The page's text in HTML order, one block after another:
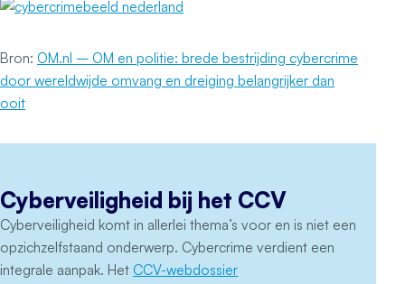
Bron: OM.nl – OM en politie: brede bestrijding cybercrime
door wereldwijde omvang en dreiging belangrijker dan
ooit
Cyberveiligheid bij het CCV
Cyberveiligheid komt in allerlei thema’s voor en is niet een
opzichzelfstaand onderwerp. Cybercrime verdient een
integrale aanpak. Het CCV-webdossier